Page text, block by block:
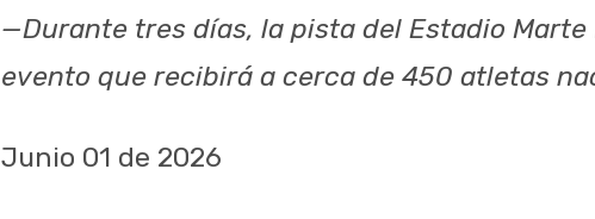
—Durante tres días, la pista del Estadio Marte
evento que recibirá a cerca de 450 atletas
Junio 01 de 2026